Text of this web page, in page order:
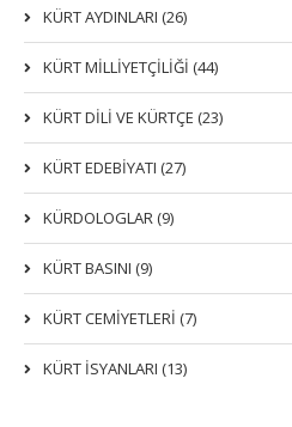
KÜRT AYDINLARI (26)
KÜRT MİLLİYETÇİLİĞİ (44)
KÜRT DİLİ VE KÜRTÇE (23)
KÜRT EDEBİYATI (27)
KÜRDOLOGLAR (9)
KÜRT BASINI (9)
KÜRT CEMİYETLERİ (7)
KÜRT İSYANLARI (13)